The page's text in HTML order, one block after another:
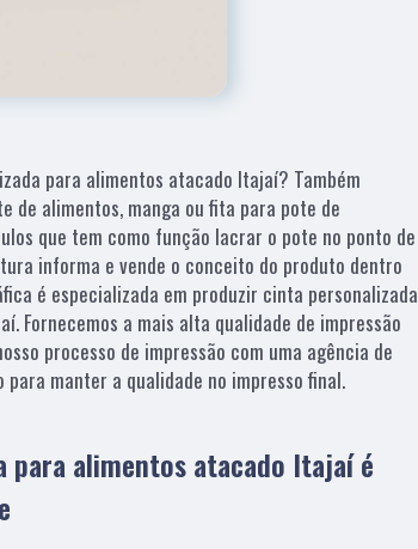
para alimentos atacado Itajaí? Também
de alimentos, manga ou fita para pote de
que tem como função lacrar o pote no ponto de
informa e vende o conceito do produto dentro
é especializada em produzir cinta personalizada
Fornecemos a mais alta qualidade de impressão
processo de impressão com uma agência de
manter a qualidade no impresso final.
para alimentos atacado Itajaí é